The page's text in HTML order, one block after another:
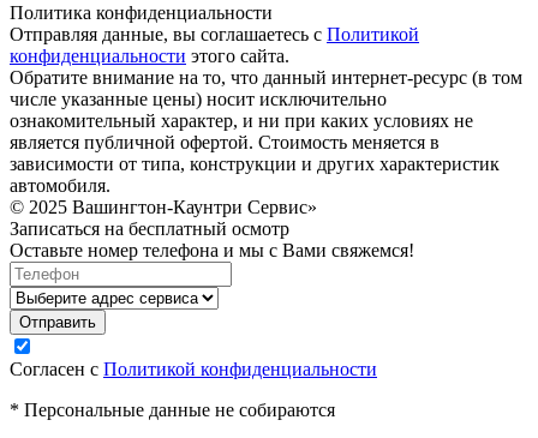
Политика конфиденциальности
Отправляя данные, вы соглашаетесь с Политикой
конфиденциальности этого сайта.
Обратите внимание на то, что данный интернет-ресурс (в том
числе указанные цены) носит исключительно
ознакомительный характер, и ни при каких условиях не
является публичной офертой. Стоимость меняется в
зависимости от типа, конструкции и других характеристик
автомобиля.
© 2025 Вашингтон-Каунтри Сервис»
Записаться на бесплатный осмотр
Оставьте номер телефона и мы с Вами свяжемся!
Согласен с Политикой конфиденциальности
* Персональные данные не собираются